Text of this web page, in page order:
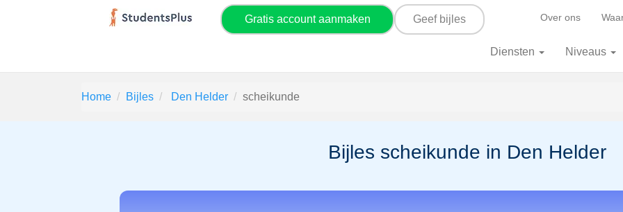
Gratis account aanmaken Geef bijles Over ons
Diensten Niveaus
Home Bijles Den Helder scheikunde
Bijles scheikunde in Den Helder